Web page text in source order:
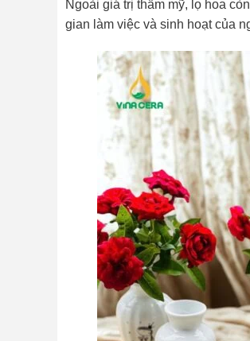
Ngoài giá trị thẩm mỹ, lọ hoa
gian làm việc và sinh hoạt của